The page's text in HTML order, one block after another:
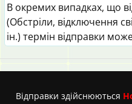
В окремих випадках, що
(Обстріли, відключення
ін.) термін відправки
Вiдправки здійснюються